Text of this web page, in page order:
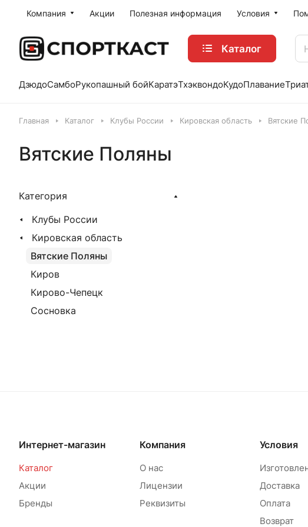
Компания Акции Полезная информация Условия
Каталог
ДзюдоСамбоРукопашный бойКаратэТхэквондоКудоПлавание
Главная Каталог Клубы России Кировская область Вятские
Вятские Поляны
Категория
Клубы России
Кировская область
Вятские Поляны
Киров
Кирово-Чепецк
Сосновка
Интернет-магазин
Каталог
Акции
Бренды
Компания
О нас
Лицензии
Реквизиты
Условия
Доставка
Оплата
Возврат